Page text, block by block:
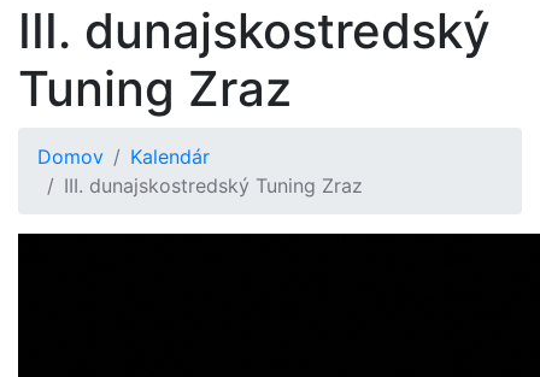
III. dunajskostredský
Tuning Zraz
Domov
Kalendár
III. dunajskostredský Tuning Zraz